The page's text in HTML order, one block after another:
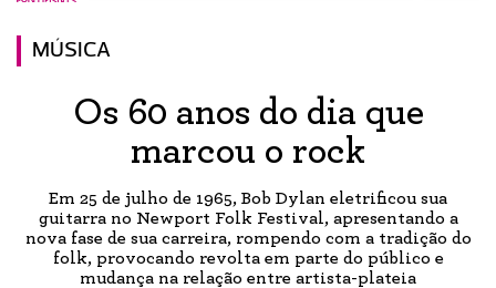
MÚSICA
Os 60 anos do dia que
marcou o rock
Em 25 de julho de 1965, Bob Dylan eletrificou sua
guitarra no Newport Folk Festival, apresentando a
nova fase de sua carreira, rompendo com a tradição do
folk, provocando revolta em parte do público e
mudança na relação entre artista-plateia